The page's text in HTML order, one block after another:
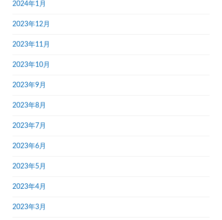
2024年1月
2023年12月
2023年11月
2023年10月
2023年9月
2023年8月
2023年7月
2023年6月
2023年5月
2023年4月
2023年3月